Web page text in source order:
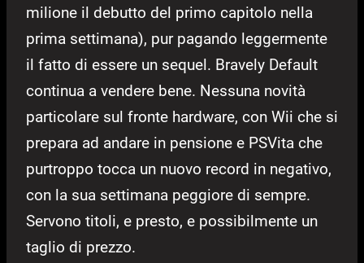
milione il debutto del primo capitolo nella
prima settimana), pur pagando leggermente
il fatto di essere un sequel. Bravely Default
continua a vendere bene. Nessuna novità
particolare sul fronte hardware, con Wii che si
prepara ad andare in pensione e PSVita che
purtroppo tocca un nuovo record in negativo,
con la sua settimana peggiore di sempre.
Servono titoli, e presto, e possibilmente un
taglio di prezzo.